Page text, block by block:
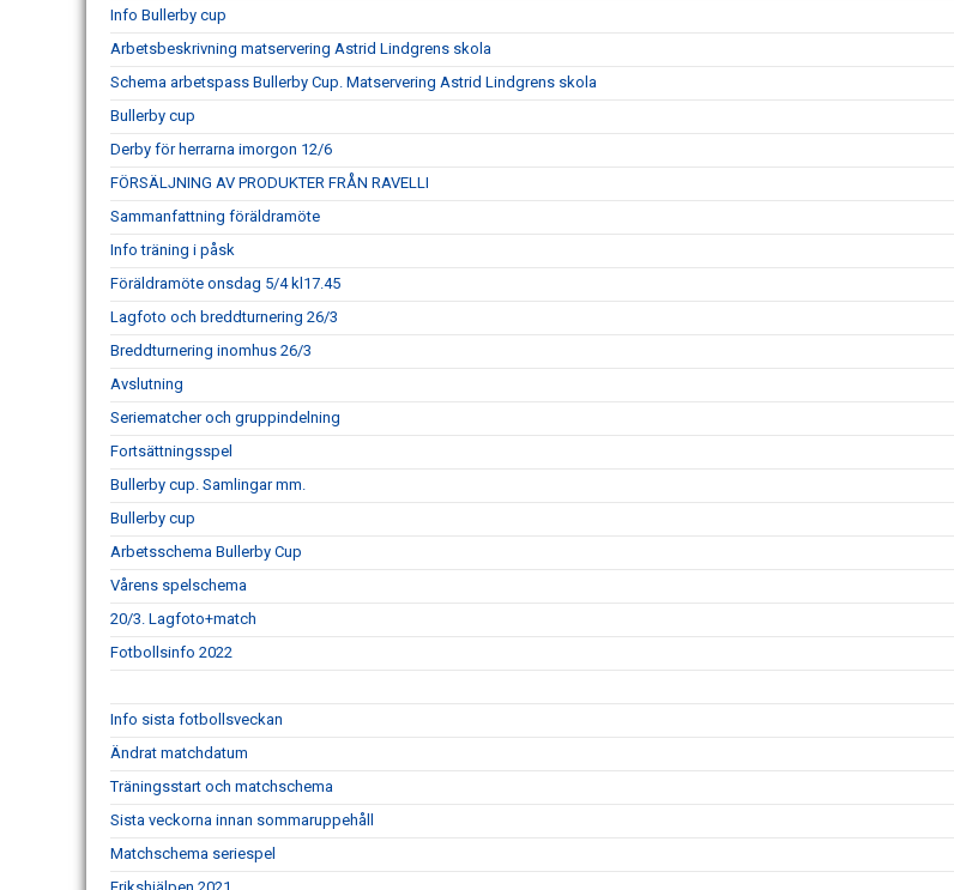
Info Bullerby cup
Arbetsbeskrivning matservering Astrid Lindgrens skola
Schema arbetspass Bullerby Cup. Matservering Astrid Lindgrens skola
Bullerby cup
Derby för herrarna imorgon 12/6
FÖRSÄLJNING AV PRODUKTER FRÅN RAVELLI
Sammanfattning föräldramöte
Info träning i påsk
Föräldramöte onsdag 5/4 kl17.45
Lagfoto och breddturnering 26/3
Breddturnering inomhus 26/3
Avslutning
Seriematcher och gruppindelning
Fortsättningsspel
Bullerby cup. Samlingar mm.
Bullerby cup
Arbetsschema Bullerby Cup
Vårens spelschema
20/3. Lagfoto+match
Fotbollsinfo 2022
Info sista fotbollsveckan
Ändrat matchdatum
Träningsstart och matchschema
Sista veckorna innan sommaruppehåll
Matchschema seriespel